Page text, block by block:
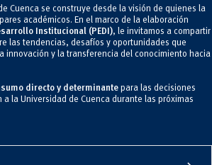
Cuenca se construye desde la visión de quienes la
académicos. En el marco de la elaboración
Institucional (PEDI), le invitamos a compartir
las tendencias, desafíos y oportunidades que
innovación y la transferencia del conocimiento hacia
directo y determinante para las decisiones
la Universidad de Cuenca durante las próximas